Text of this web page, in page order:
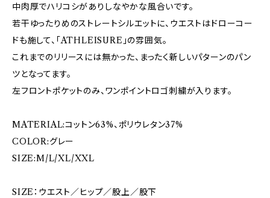
中肉厚でハリコシがありしなやかな風合いです。
若干ゆったりめのストレートシルエットに、ウエストはドローコー
ドも施して、「ATHLEISURE」の雰囲気。
これまでのリリースには無かった、まったく新しいパターンのパン
ツとなってます。
左フロントポケットのみ、ワンポイントロゴ刺繍が入ります。
MATERIAL:コットン63%、ポリウレタン37%
COLOR:グレー
SIZE:M/L/XL/XXL
SIZE：ウエスト／ヒップ／股上／股下